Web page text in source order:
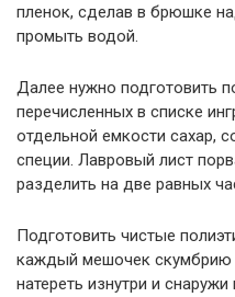
пленок, сделав в брюшке
промыть водой.
Далее нужно подготовить
перечисленных в списке
отдельной емкости сахар,
специи. Лавровый лист
разделить на две равных
Подготовить чистые
каждый мешочек
натереть изнутри и